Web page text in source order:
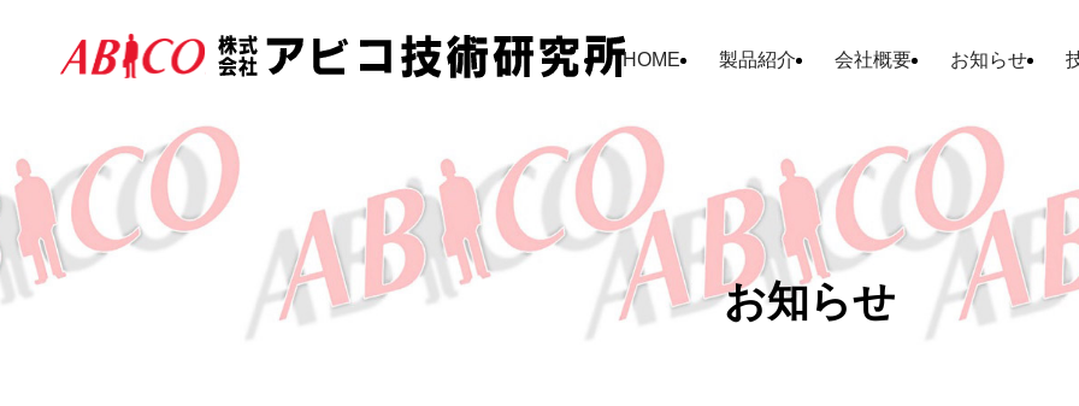
HOME 製品紹介 会社概要 お知らせ
お知らせ